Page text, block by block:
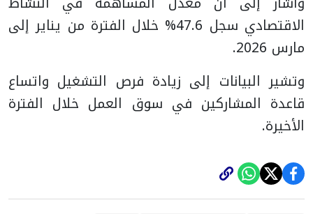
الاقتصادي سجل 47.6% خلال الفترة من يناير إلى
مارس 2026.
وتشير البيانات إلى زيادة فرص التشغيل واتساع
قاعدة المشاركين في سوق العمل خلال الفترة
الأخيرة.